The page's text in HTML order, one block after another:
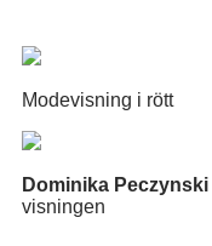
Modevisning i rött
Dominika Peczynski
visningen